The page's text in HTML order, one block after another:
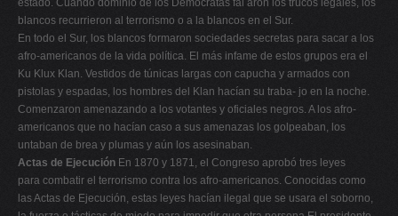
estado. Cuando dominio de los Demócratas fal aron los trucos legales, los
blancos recurrieron al terrorismo o a la blancos en el Sur.
En todo el Sur, los blancos formaron sociedades secretas para sacar a los
afro-americanos de la vida política. El más infame de estos grupos era el
Ku Klux Klan. Vestidos de túnicas largas con capucha y armados con
pistolas y espadas, los hombres del Klan hacían su traba- jo en la noche.
Comenzaron amenazando a los votantes y oficiales negros. A los afro-
americanos que no hacían caso a sus amenazas los golpeaban, los
untaban de brea y plumas y aún los asesinaban.
Actas de Ejecución En 1870 y 1871, el Congreso aprobó tres leyes
para combatir el terrorismo contra los afro-americanos. Conocidas como
las Actas de Ejecución, estas leyes hacían ilegal que se usara el soborno,